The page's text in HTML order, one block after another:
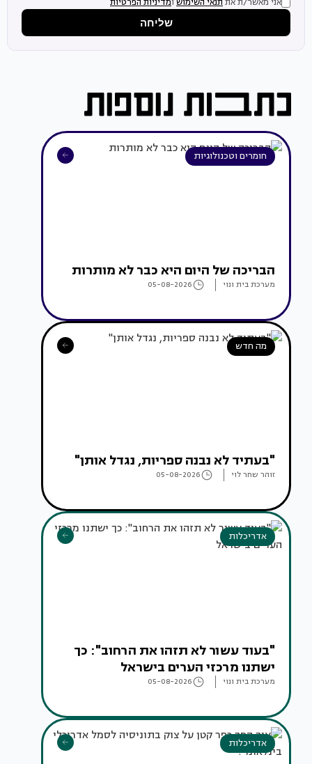
אני מאשר/ת את תנאי השימוש ומדיניות הפרטיות
שליחה
חומרים וטכנולוגיות
הבריכה של היום היא כבר לא מותרות
מערכת בית ונוי 05-08-2026
מה חדש
"בעתיד לא נבנה ספריות, נגדל אותן"
זוהר שחר לוי 05-08-2026
אדריכלות
"בעוד עשור לא תזהו את הרחוב": כך
ישתנו מרכזי הערים בישראל
מערכת בית ונוי 05-08-2026
אדריכלות